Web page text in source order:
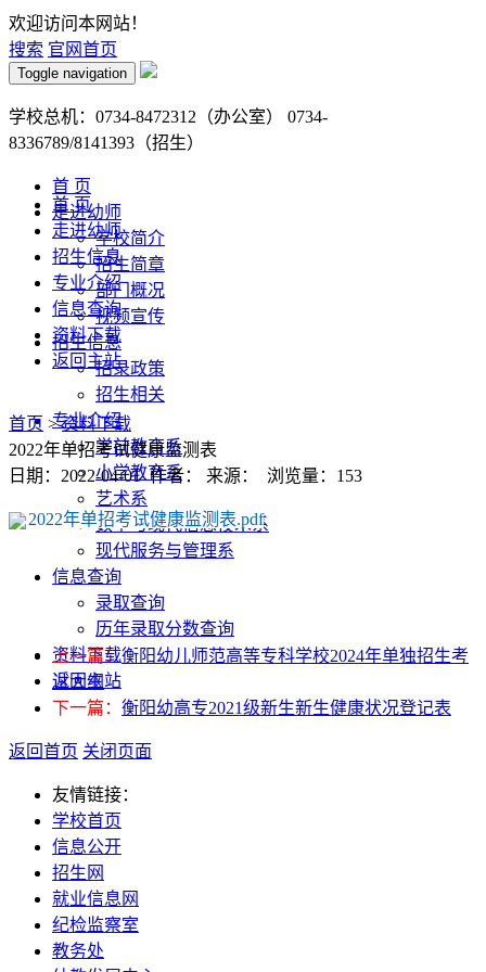
欢迎访问本网站！
搜索 官网首页
Toggle navigation
学校总机：0734-8472312（办公室） 0734-
8336789/8141393（招生）
首 页
走进幼师
学校简介
招生简章
部门概况
视频宣传
招生信息
招录政策
招生相关
专业介绍
学前教育系
小学教育系
艺术系
数学与现代信息技术系
现代服务与管理系
信息查询
录取查询
历年录取分数查询
资料下载
返回主站
首 页
走进幼师
招生信息
专业介绍
信息查询
资料下载
返回主站
首页 >资料下载
2022年单招考试健康监测表
日期：2022-04-01 作者： 来源： 浏览量： 153
2022年单招考试健康监测表.pdf
上一篇：衡阳幼儿师范高等专科学校2024年单独招生考
试大纲
下一篇： 衡阳幼高专2021级新生新生健康状况登记表
返回首页 关闭页面
友情链接：
学校首页
信息公开
招生网
就业信息网
纪检监察室
教务处